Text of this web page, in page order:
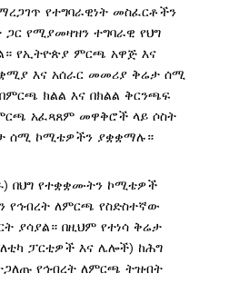
የተግባራዊነት መስፈርቶችን
የሚያመዛዝን ተግባራዊ የህግ
የኢትዮጵያ ምርጫ አዋጅ እና
እና አሰራር መመሪያ ቅሬታ ሰሚ
ክልል እና በክልል ቅርንጫፍ
አፈጻጸም መዋቅሮች ላይ ሶስት
ሰሚ ኮሚቴዎችን ያቋቋማሉ።
በህግ የተቋቋሙትን ኮሚቴዎች
የኅብረት ለምርጫ የስድስተኛው
ያሳያል። በዚህም የተነሳ ቅሬታ
ፓርቲዎች እና ሌሎች) ከሕግ
የኅብረት ለምርጫ ትዝብት